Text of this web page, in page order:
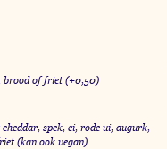
brood of friet (+0,50)
spek, ei, rode ui, augurk,
(kan ook vegan)